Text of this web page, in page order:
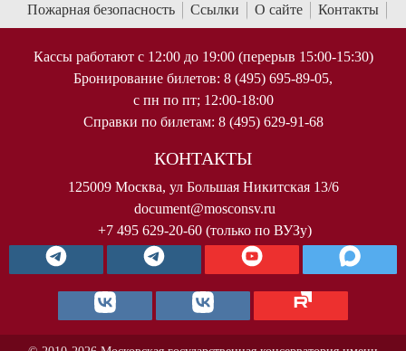
Пожарная безопасность
Ссылки О сайте Контакты
Кассы работают с 12:00 до 19:00 (перерыв 15:00-15:30)
Бронирование билетов: 8 (495) 695-89-05,
с пн по пт; 12:00-18:00
Справки по билетам: 8 (495) 629-91-68
КОНТАКТЫ
125009 Москва, ул Большая Никитская 13/6
document@mosconsv.ru
+7 495 629-20-60 (только по ВУЗу)